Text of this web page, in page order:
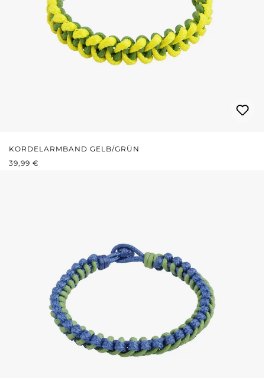
KORDELARMBAND GELB/GRÜN
REGULÄRER PREIS:
39,99 €